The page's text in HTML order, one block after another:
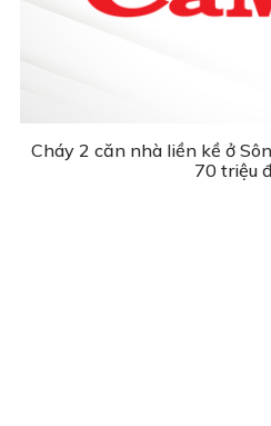
Cháy 2 căn nhà liền kề ở
70 triệu